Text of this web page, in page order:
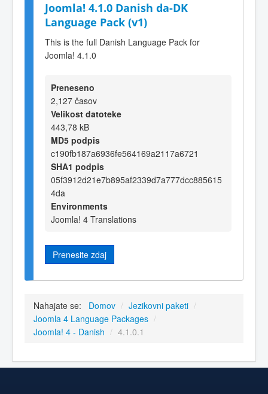
Joomla! 4.1.0 Danish da-DK
Language Pack (v1)
This is the full Danish Language Pack for
Joomla! 4.1.0
Preneseno
2,127 časov
Velikost datoteke
443,78 kB
MD5 podpis
c190fb187a6936fe564169a2117a6721
SHA1 podpis
05f3912d21e7b895af2339d7a777dcc885615
4da
Environments
Joomla! 4 Translations
Prenesite zdaj
Nahajate se: Domov / Jezikovni paketi /
Joomla 4 Language Packages /
Joomla! 4 - Danish / 4.1.0.1